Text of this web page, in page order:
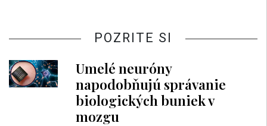
POZRITE SI
Umelé neuróny
napodobňujú správanie
biologických buniek v
mozgu